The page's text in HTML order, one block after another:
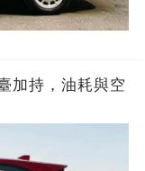
加持，油耗與空